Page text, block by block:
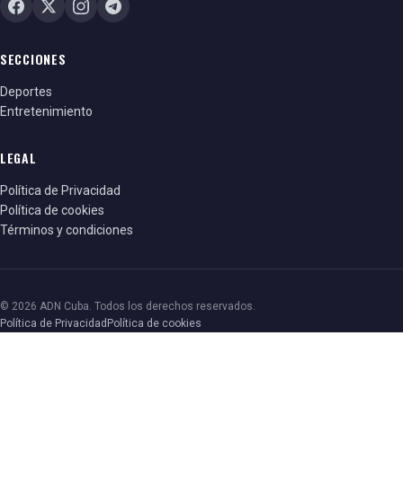
SECCIONES
Deportes
Entretenimiento
LEGAL
Política de Privacidad
Política de cookies
Términos y condiciones
© 2026 ADN Cuba. Todos los derechos reservados.
Política de Privacidad Política de cookies